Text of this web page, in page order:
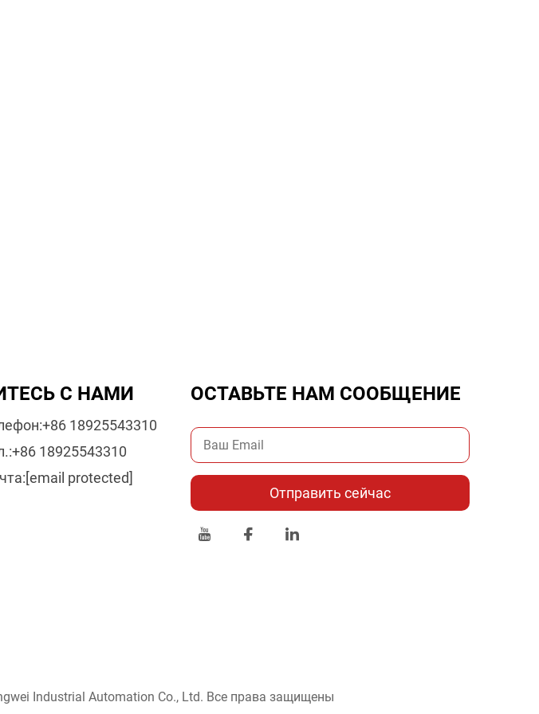
С НАМИ
+86 18925543310
+86 18925543310
[email protected]
ОСТАВЬТЕ НАМ СООБЩЕНИЕ
Отправить сейчас
Industrial Automation Co., Ltd. Все права защищены